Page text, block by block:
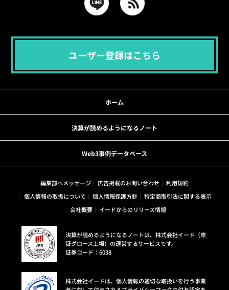
ユーザー登録はこちら
ホーム
決算が読めるようになるノート
Web3事例データベース
編集部へメッセージ 広告掲載のお問い合わせ
利用規約
個人情報の取扱について
個人情報保護方針
特定商取引法に関する表示
会社概要
イードからのリリース情報
決算が読めるようになるノートは、株式会社イード（東
証グロース上場）の運営するサービスです。
証券コード：6038
株式会社イードは、個人情報の適切な取扱いを行う事業